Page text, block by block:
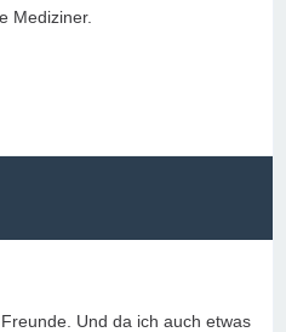
Mediziner.
Und da ich auch etwas